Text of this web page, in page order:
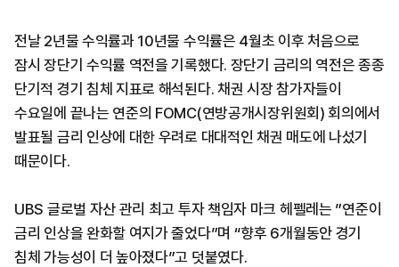
전날 2년물 수익률과 10년물 수익률은 4월초 이후 처음으로
잠시 장단기 수익률 역전을 기록했다. 장단기 금리의 역전은 종종
단기적 경기 침체 지표로 해석된다. 채권 시장 참가자들이
수요일에 끝나는 연준의 FOMC(연방공개시장위원회) 회의에서
발표될 금리 인상에 대한 우려로 대대적인 채권 매도에 나섰기
때문이다.
UBS 글로벌 자산 관리 최고 투자 책임자 마크 헤펠레는 ”연준이
금리 인상을 완화할 여지가 줄었다”며 “향후 6개월동안 경기
침체 가능성이 더 높아졌다”고 덧붙였다.